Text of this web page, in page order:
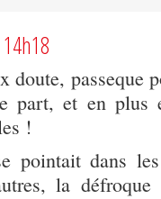
doute, passeque
part, et en plus
!
pointait dans
la